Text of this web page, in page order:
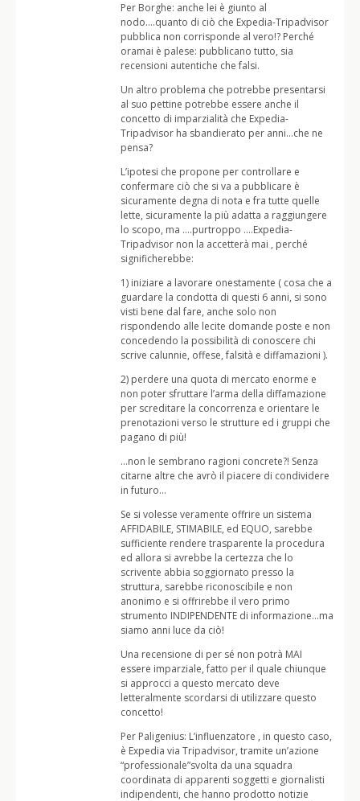
Per Borghe: anche lei è giunto al
nodo….quanto di ciò che Expedia-Tripadvisor
pubblica non corrisponde al vero!? Perché
oramai è palese: pubblicano tutto, sia
recensioni autentiche che falsi.
Un altro problema che potrebbe presentarsi
al suo pettine potrebbe essere anche il
concetto di imparzialità che Expedia-
Tripadvisor ha sbandierato per anni…che ne
pensa?
L’ipotesi che propone per controllare e
confermare ciò che si va a pubblicare è
sicuramente degna di nota e fra tutte quelle
lette, sicuramente la più adatta a raggiungere
lo scopo, ma ….purtroppo ….Expedia-
Tripadvisor non la accetterà mai , perché
significherebbe:
1) iniziare a lavorare onestamente ( cosa che a
guardare la condotta di questi 6 anni, si sono
visti bene dal fare, anche solo non
rispondendo alle lecite domande poste e non
concedendo la possibilità di conoscere chi
scrive calunnie, offese, falsità e diffamazioni ).
2) perdere una quota di mercato enorme e
non poter sfruttare l’arma della diffamazione
per screditare la concorrenza e orientare le
prenotazioni verso le strutture ed i gruppi che
pagano di più!
…non le sembrano ragioni concrete?! Senza
citarne altre che avrò il piacere di condividere
in futuro…
Se si volesse veramente offrire un sistema
AFFIDABILE, STIMABILE, ed EQUO, sarebbe
sufficiente rendere trasparente la procedura
ed allora si avrebbe la certezza che lo
scrivente abbia soggiornato presso la
struttura, sarebbe riconoscibile e non
anonimo e si offrirebbe il vero primo
strumento INDIPENDENTE di informazione…ma
siamo anni luce da ciò!
Una recensione di per sé non potrà MAI
essere imparziale, fatto per il quale chiunque
si approcci a questo mercato deve
letteralmente scordarsi di utilizzare questo
concetto!
Per Paligenius: L’influenzatore , in questo caso,
è Expedia via Tripadvisor, tramite un’azione
“professionale”svolta da una squadra
coordinata di apparenti soggetti e giornalisti
indipendenti, che hanno prodotto notizie